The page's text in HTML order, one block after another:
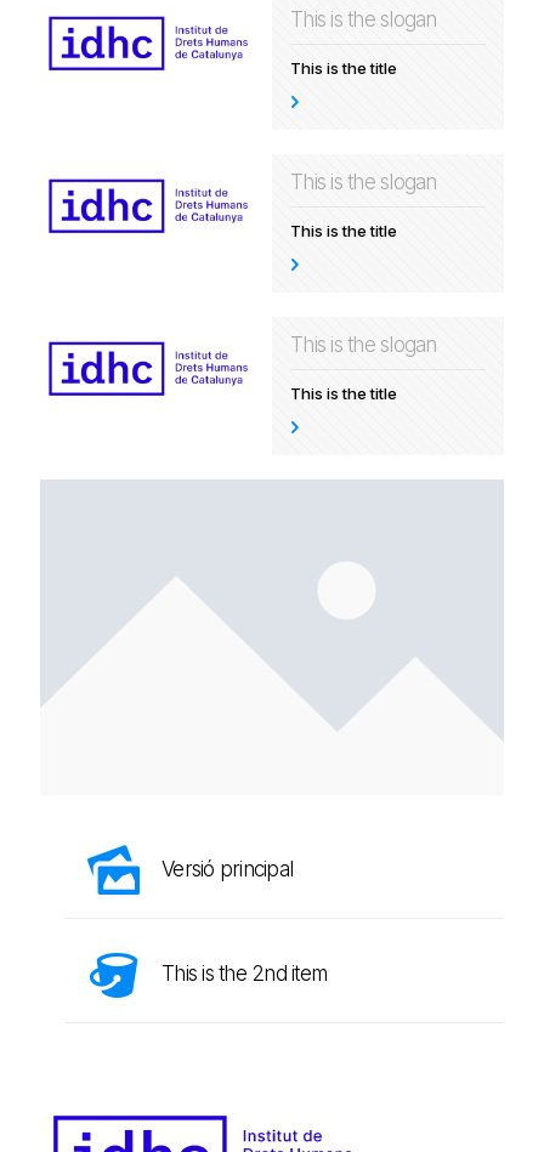
This is the slogan
This is the title
This is the slogan
This is the title
This is the slogan
This is the title
Versió principal
This is the 2nd item